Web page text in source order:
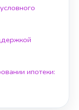
ипотеки: